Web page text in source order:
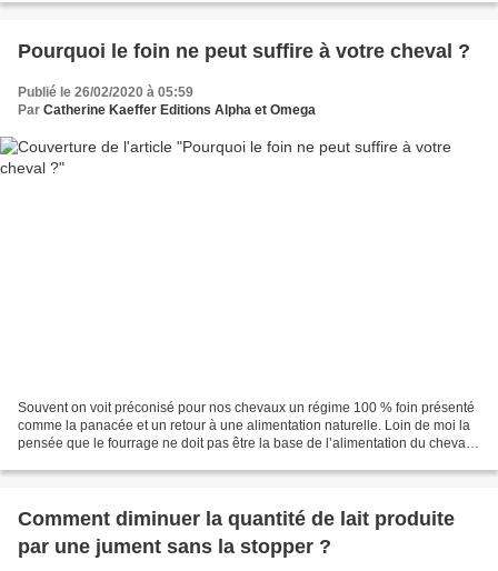
Pourquoi le foin ne peut suffire à votre cheval ?
Publié le 26/02/2020 à 05:59
Par Catherine Kaeffer Editions Alpha et Omega
Souvent on voit préconisé pour nos chevaux un régime 100 % foin présenté
comme la panacée et un retour à une alimentation naturelle. Loin de moi la
pensée que le fourrage ne doit pas être la base de l’alimentation du cheval.
Comment diminuer la quantité de lait produite
par une jument sans la stopper ?